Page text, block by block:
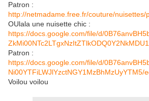
Patron :
http://netmadame.free.fr/couture/nuisettes/
OUlala une nuisette chic :
https://docs.google.com/file/d/
Patron :
https://docs.google.com/file/d/
Ni00YTFiLWJlYzctNGY1MzBhMzUyYTM5/
Voilou voilou